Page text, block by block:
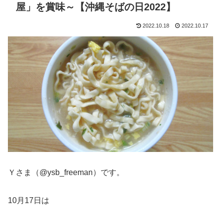
屋」を賞味～【沖縄そばの日2022】
2022.10.18 2022.10.17
Ｙさま（@ysb_freeman）です。
10月17日は